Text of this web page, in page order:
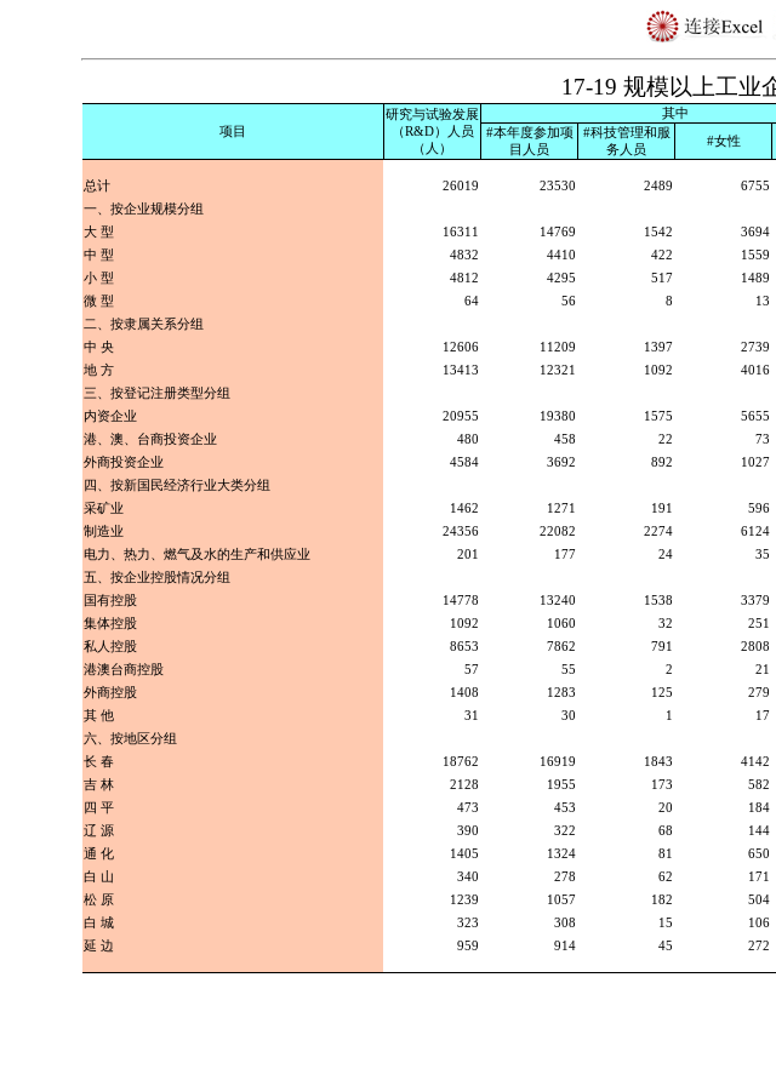
17-19 规模以上工业
项目
研究与试验发展
（R&D）人员
（人）
其中
#本年度参加项
目人员
#科技管理和服
务人员
#女性
总计 26019 23530 2489 6755
一、按企业规模分组
大 型
16311 14769 1542 3694
中 型
4832 4410 422 1559
小 型
4812 4295 517 1489
微 型
64 56 8 13
二、按隶属关系分组
中 央
12606 11209 1397 2739
地 方
13413 12321 1092 4016
三、按登记注册类型分组
内资企业
20955 19380 1575 5655
港、澳、台商投资企业
480 458 22 73
外商投资企业
4584 3692 892 1027
四、按新国民经济行业大类分组
采矿业
1462 1271 191 596
制造业
24356 22082 2274 6124
电力、热力、燃气及水的生产和供应业
201 177 24 35
五、按企业控股情况分组
国有控股
14778 13240 1538 3379
集体控股
1092 1060 32 251
私人控股
8653 7862 791 2808
港澳台商控股
57 55 2 21
外商控股
1408 1283 125 279
其 他
31 30 1 17
六、按地区分组
长 春
18762 16919 1843 4142
吉 林
2128 1955 173 582
四 平
473 453 20 184
辽 源
390 322 68 144
通 化
1405 1324 81 650
白 山
340 278 62 171
松 原
1239 1057 182 504
白 城
323 308 15 106
延 边
959 914 45 272